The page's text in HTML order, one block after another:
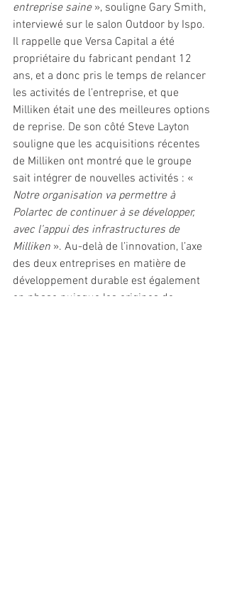
entreprise saine », souligne Gary Smith,
interviewé sur le salon Outdoor by Ispo.
Il rappelle que Versa Capital a été
propriétaire du fabricant pendant 12
ans, et a donc pris le temps de relancer
les activités de l’entreprise, et que
Milliken était une des meilleures options
de reprise. De son côté Steve Layton
souligne que les acquisitions récentes
de Milliken ont montré que le groupe
sait intégrer de nouvelles activités : «
Notre organisation va permettre à
Polartec de continuer à se développer,
avec l’appui des infrastructures de
Milliken ». Au-delà de l’innovation, l’axe
des deux entreprises en matière de
développement durable est également
en phase puisque les origines de